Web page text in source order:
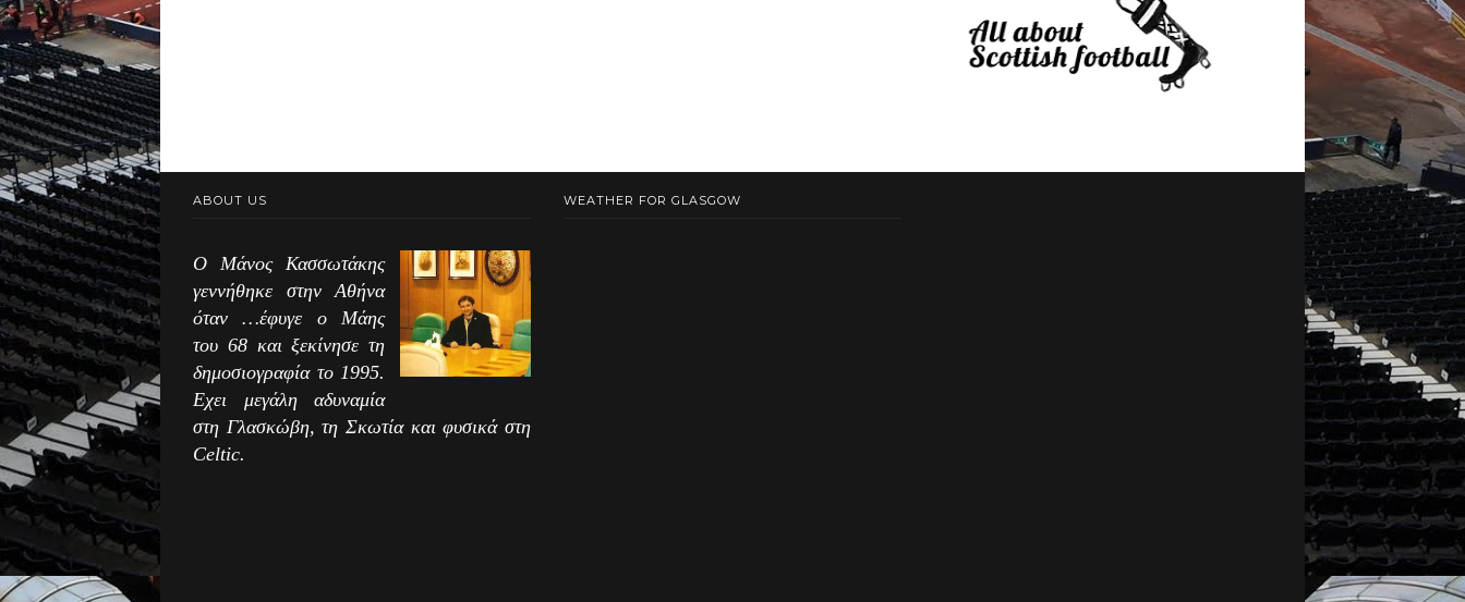
ABOUT US
Ο Μάνος Κασσωτάκης
γεννήθηκε στην Αθήνα
όταν …έφυγε ο Μάης
του 68 και ξεκίνησε τη
δημοσιογραφία το 1995.
Εχει μεγάλη αδυναμία
στη Γλασκώβη, τη Σκωτία και φυσικά στη
Celtic.
WEATHER FOR GLASGOW